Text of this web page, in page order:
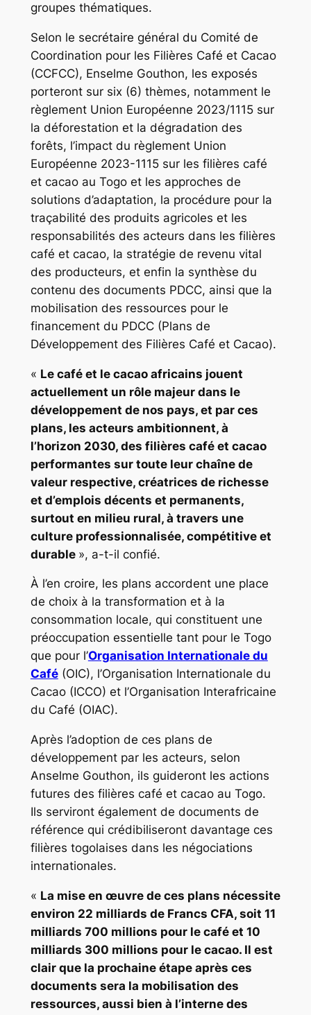
groupes thématiques.
Selon le secrétaire général du Comité de
Coordination pour les Filières Café et Cacao
(CCFCC), Enselme Gouthon, les exposés
porteront sur six (6) thèmes, notamment le
règlement Union Européenne 2023/1115 sur
la déforestation et la dégradation des
forêts, l’impact du règlement Union
Européenne 2023-1115 sur les filières café
et cacao au Togo et les approches de
solutions d’adaptation, la procédure pour la
traçabilité des produits agricoles et les
responsabilités des acteurs dans les filières
café et cacao, la stratégie de revenu vital
des producteurs, et enfin la synthèse du
contenu des documents PDCC, ainsi que la
mobilisation des ressources pour le
financement du PDCC (Plans de
Développement des Filières Café et Cacao).
« Le café et le cacao africains jouent
actuellement un rôle majeur dans le
développement de nos pays, et par ces
plans, les acteurs ambitionnent, à
l’horizon 2030, des filières café et cacao
performantes sur toute leur chaîne de
valeur respective, créatrices de richesse
et d’emplois décents et permanents,
surtout en milieu rural, à travers une
culture professionnalisée, compétitive et
durable », a-t-il confié.
À l’en croire, les plans accordent une place
de choix à la transformation et à la
consommation locale, qui constituent une
préoccupation essentielle tant pour le Togo
que pour l’Organisation Internationale du
Café(OIC), l’Organisation Internationale du
Cacao (ICCO) et l’Organisation Interafricaine
du Café (OIAC).
Après l’adoption de ces plans de
développement par les acteurs, selon
Anselme Gouthon, ils guideront les actions
futures des filières café et cacao au Togo.
Ils serviront également de documents de
référence qui crédibiliseront davantage ces
filières togolaises dans les négociations
internationales.
« La mise en œuvre de ces plans nécessite
environ 22 milliards de Francs CFA, soit 11
milliards 700 millions pour le café et 10
milliards 300 millions pour le cacao. Il est
clair que la prochaine étape après ces
documents sera la mobilisation des
ressources, aussi bien à l’interne des